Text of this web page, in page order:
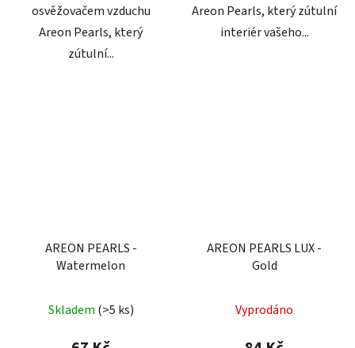
osvěžovačem vzduchu
Areon Pearls, který
zútulní...
Areon Pearls, který zútulní
interiér vašeho...
AREON PEARLS -
Watermelon
Skladem (>5 ks)
AREON PEARLS LUX -
Gold
Vyprodáno